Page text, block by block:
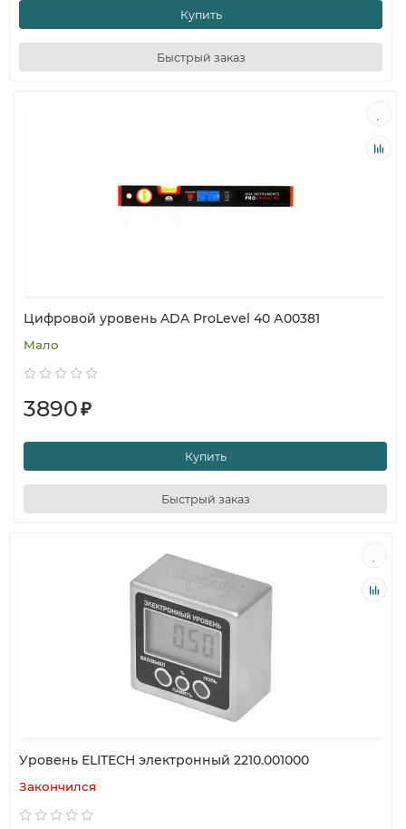
Купить
Быстрый заказ
Цифровой уровень ADA ProLevel 40 А00381
Мало
3890₽
Купить
Быстрый заказ
Уровень ELITECH электронный 2210.001000
Закончился